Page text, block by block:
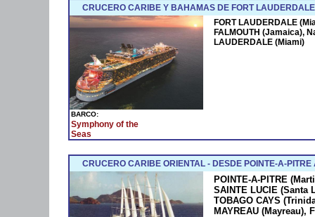
CRUCERO CARIBE Y BAHAMAS DE FORT
BARCO:
Symphony of the
Seas
FORT LAUDERDALE
FALMOUTH (Jamaica),
LAUDERDALE (Miami)
CRUCERO CARIBE ORIENTAL - DESDE POINTE-A-PITRE
POINTE-A-PITRE
SAINTE LUCIE (Santa
TOBAGO CAYS
MAYREAU (Mayreau),